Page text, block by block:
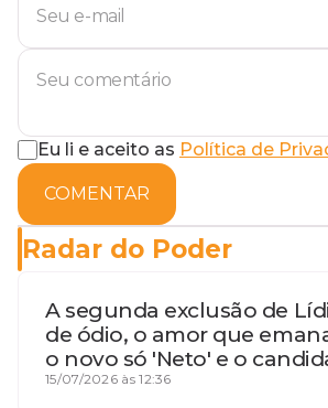
Eu li e aceito as Política de
COMENTAR
Radar do Poder
A segunda exclusão de
de ódio, o amor que
o novo só 'Neto' e o
geme
15/07/2026 às 12:36